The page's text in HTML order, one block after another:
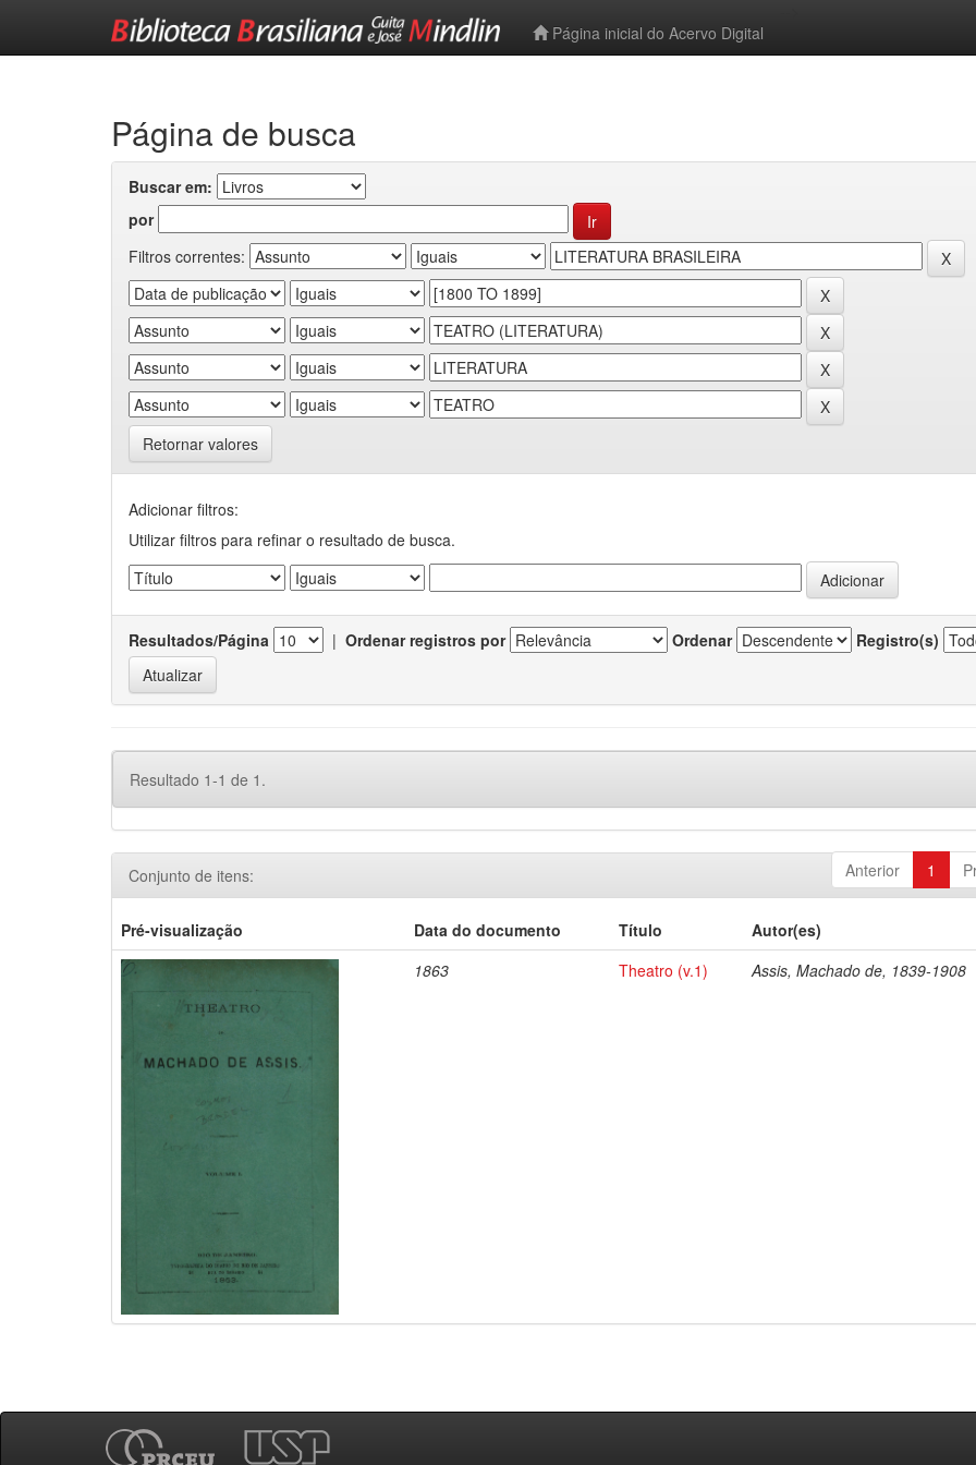
Página inicial do Acervo Digital
Página de busca
Buscar em:
por
Filtros correntes:
Retornar valores
Adicionar filtros:
Utilizar filtros para refinar o resultado de busca.
Resultados/Página | Ordenar registros por Ordenar Registro(s)
Resultado 1-1 de 1.
Anterior 1
Conjunto de itens:
Pré-visualização Data do documento Título
Autor(es)
1863
Theatro (v.1) Assis, Machado de, 1839-1908